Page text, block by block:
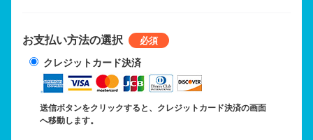
お支払い方法の選択
クレジットカード決済
送信ボタンをクリックすると、クレジットカード決済の画面
へ移動します。